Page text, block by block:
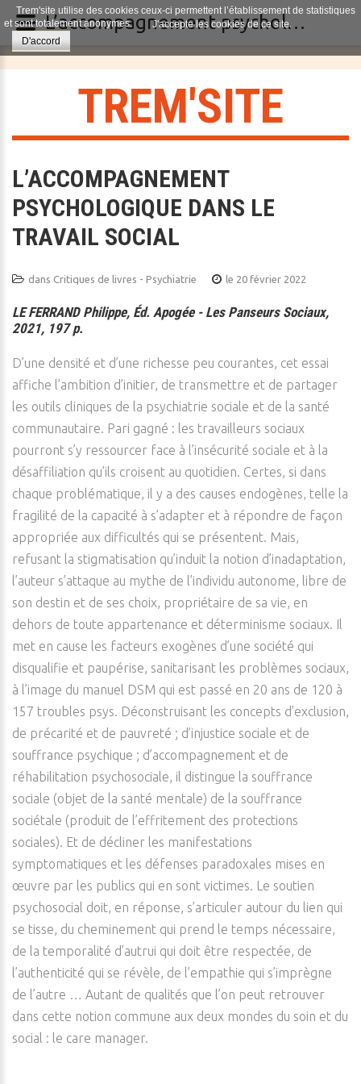
TREM'SITE
L’ACCOMPAGNEMENT
PSYCHOLOGIQUE DANS LE
TRAVAIL SOCIAL
dans Critiques de livres - Psychiatrie le 20 février 2022
LE FERRAND Philippe, Éd. Apogée - Les Panseurs Sociaux,
2021, 197 p.
D’une densité et d’une richesse peu courantes, cet essai
affiche l’ambition d’initier, de transmettre et de partager
les outils cliniques de la psychiatrie sociale et de la santé
communautaire. Pari gagné : les travailleurs sociaux
pourront s’y ressourcer face à l’insécurité sociale et à la
désaffiliation qu’ils croisent au quotidien. Certes, si dans
chaque problématique, il y a des causes endogènes, telle la
fragilité de la capacité à s’adapter et à répondre de façon
appropriée aux difficultés qui se présentent. Mais,
refusant la stigmatisation qu’induit la notion d’inadaptation,
l’auteur s’attaque au mythe de l’individu autonome, libre de
son destin et de ses choix, propriétaire de sa vie, en
dehors de toute appartenance et déterminisme sociaux. Il
met en cause les facteurs exogènes d’une société qui
disqualifie et paupérise, sanitarisant les problèmes sociaux,
à l’image du manuel DSM qui est passé en 20 ans de 120 à
157 troubles psys. Déconstruisant les concepts d’exclusion,
de précarité et de pauvreté ; d’injustice sociale et de
souffrance psychique ; d’accompagnement et de
réhabilitation psychosociale, il distingue la souffrance
sociale (objet de la santé mentale) de la souffrance
sociétale (produit de l’effritement des protections
sociales). Et de décliner les manifestations
symptomatiques et les défenses paradoxales mises en
œuvre par les publics qui en sont victimes. Le soutien
psychosocial doit, en réponse, s’articuler autour du lien qui
se tisse, du cheminement qui prend le temps nécessaire,
de la temporalité d’autrui qui doit être respectée, de
l’authenticité qui se révèle, de l’empathie qui s’imprègne
de l’autre … Autant de qualités que l’on peut retrouver
dans cette notion commune aux deux mondes du soin et du
social : le care manager.
Trem'site utilise des cookies ceux-ci permettent l’établissement de statistiques
et sont totalement anonymes.
J'accepte les cookies de ce site.
D'accord
L’accompagnement psychologique dans le travail social